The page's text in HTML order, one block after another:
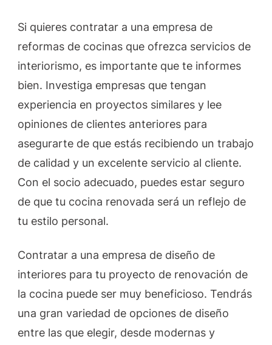
Si quieres contratar a una empresa de
reformas de cocinas que ofrezca servicios de
interiorismo, es importante que te informes
bien. Investiga empresas que tengan
experiencia en proyectos similares y lee
opiniones de clientes anteriores para
asegurarte de que estás recibiendo un trabajo
de calidad y un excelente servicio al cliente.
Con el socio adecuado, puedes estar seguro
de que tu cocina renovada será un reflejo de
tu estilo personal.
Contratar a una empresa de diseño de
interiores para tu proyecto de renovación de
la cocina puede ser muy beneficioso. Tendrás
una gran variedad de opciones de diseño
entre las que elegir, desde modernas y